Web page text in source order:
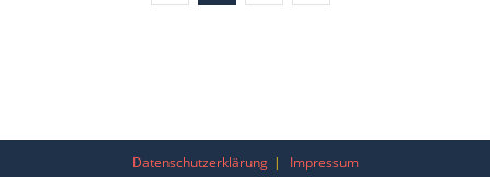
Datenschutzerklärung Impressum